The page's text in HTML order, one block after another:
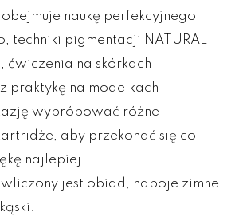
naukę perfekcyjnego
techniki pigmentacji NATURAL
ćwiczenia na skórkach
praktykę na modelkach
wypróbować różne
aby przekonać się co
najlepiej.
jest obiad, napoje zimne